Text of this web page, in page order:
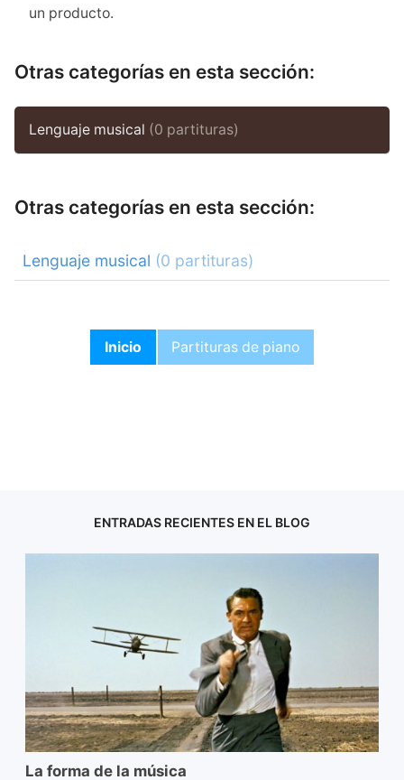
un producto.
Otras categorías en esta sección:
Lenguaje musical (0 partituras)
Otras categorías en esta sección:
Lenguaje musical (0 partituras)
Inicio Partituras de piano
ENTRADAS RECIENTES EN EL BLOG
La forma de la música